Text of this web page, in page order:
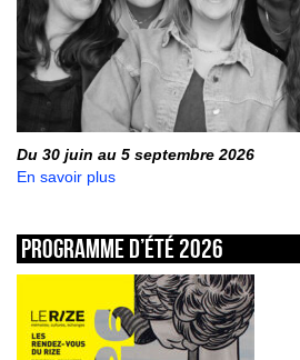
Du 30 juin au 5 septembre 2026
En savoir plus
Programme d’été 2026